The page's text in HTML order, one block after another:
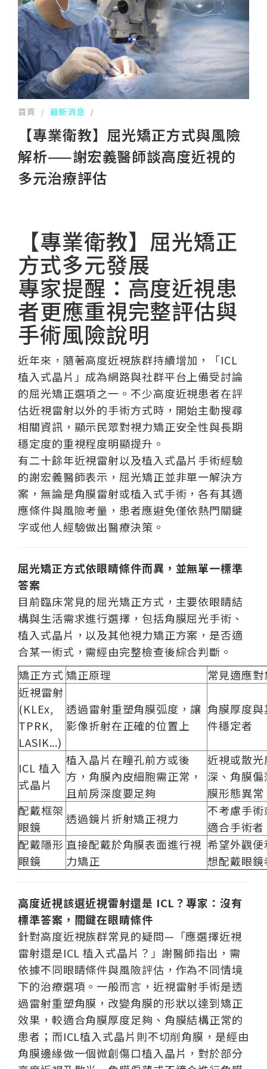
首頁 / 最新消息 /
【專業衛教】屈光矯正方式與風險
解析——謝宏義醫師談高度近視的
多元治療評估
【專業衛教】屈光矯正
方式多元發展
專家提醒：高度近視患
者更應重視完整評估與
手術風險說明
近年來，隨著高度近視族群持續增加，「ICL
植入式晶片」成為網路與社群平台上備受討論
的屈光矯正選項之一。不少高度近視患者在評
估近視雷射以外的手術方式時，開始主動搜尋
相關資訊，顯示民眾對視力矯正安全性與長期
穩定度的重視程度明顯提升。
有二十餘年近視雷射以及植入式晶片手術經驗
的謝宏義醫師表示，屈光矯正並非單一解決方
案，無論是角膜雷射或植入式手術，各有其適
應條件與風險考量，患者應避免僅依熱門關鍵
字或他人經驗做出醫療決策。
屈光矯正方式依眼睛條件而異，並無單一標準
答案
目前臨床常見的屈光矯正方式，主要依眼睛結
構與生活需求進行選擇，包括角膜屈光手術、
植入式晶片，以及其他視力矯正方案，是否適
合某一術式，需經由完整檢查後綜合判斷。
矯正方式 矯正原理
常見適應對
近視雷射
(KLEx,
TPRK,
LASIK...)
透過雷射重塑角膜弧度，讓
影像折射在正確的位置上
角膜厚度
件穩定者
ICL 植入
式晶片
植入晶片在瞳孔前方或後
方，角膜內皮細胞需正常，
且前房深度要足夠
近視或散
深、角膜
膜形態異常
配戴框架
眼鏡
透過鏡片折射矯正視力
不考慮手
適合手術者
配戴隱形
眼鏡
直接配戴於角膜表面進行視
力矯正
希望外觀
想配戴眼鏡
高度近視該選近視雷射還是 ICL？專家：沒有
標準答案，關鍵在眼睛條件
針對高度近視族群常見的疑問—「應選擇近視
雷射還是ICL 植入式晶片？」謝醫師指出，需
依據不同眼睛條件與風險評估，作為不同情境
下的治療選項。一般而言，近視雷射手術是透
過雷射重塑角膜，改變角膜的形狀以達到矯正
效果，較適合角膜厚度足夠、角膜結構正常的
患者；而ICL植入式晶片則不切削角膜，是經由
角膜邊緣做一個微創傷口植入晶片，對於部分